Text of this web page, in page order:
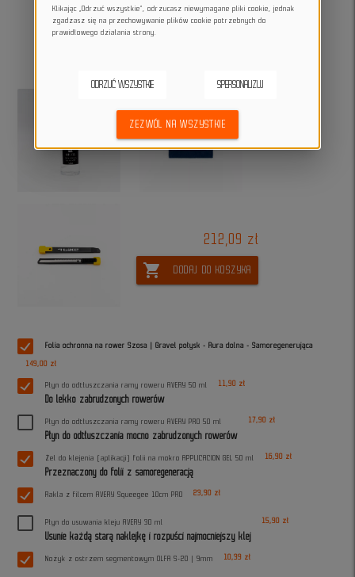
add add
add
212,09 zł
shopping_cart DODAJ DO KOSZYKA
Folia ochronna na rower Szosa | Gravel połysk - Rura dolna - Samoregenerująca
149,00 zł
Płyn do odtłuszczania ramy roweru AVERY 50 ml
Do lekko zabrudzonych rowerów
11,90 zł
Płyn do odtłuszczania ramy roweru AVERY PRO 50 ml
Płyn do odtłuszczania mocno zabrudzonych rowerów
17,90 zł
Żel do klejenia (aplikacji) folii na mokro APPLICACION GEL 50 ml
Przeznaczony do folii z samoregeneracją
16,90 zł
Rakla z filcem AVERY Squeegee 10cm PRO 23,90 zł
Płyn do usuwania kleju AVERY 30 ml
Usunie każdą starą naklejkę i rozpuści najmocniejszy klej
15,90 zł
Nożyk z ostrzem segmentowym OLFA S-20 | 9mm 10,39 zł
Klikając „Odrzuć wszystkie”, odrzucasz niewymagane pliki cookie, jednak
zgadzasz się na przechowywanie plików cookie potrzebnych do
prawidłowego działania strony.
ODRZUĆ WSZYSTKIE SPERSONALIZUJ
ZEZWÓL NA WSZYSTKIE